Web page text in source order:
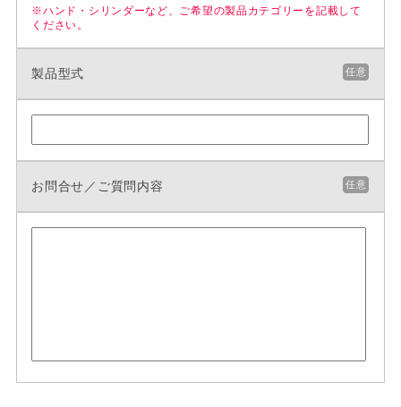
※ハンド・シリンダーなど、ご希望の製品カテゴリーを記載して
ください。
製品型式 任意
お問合せ／ご質問内容 任意